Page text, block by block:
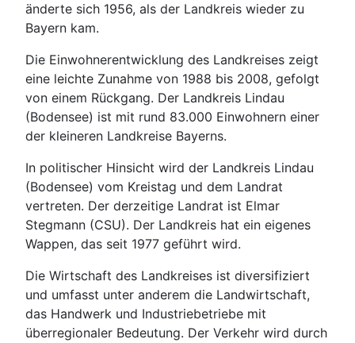
änderte sich 1956, als der Landkreis wieder zu
Bayern kam.
Die Einwohnerentwicklung des Landkreises zeigt
eine leichte Zunahme von 1988 bis 2008, gefolgt
von einem Rückgang. Der Landkreis Lindau
(Bodensee) ist mit rund 83.000 Einwohnern einer
der kleineren Landkreise Bayerns.
In politischer Hinsicht wird der Landkreis Lindau
(Bodensee) vom Kreistag und dem Landrat
vertreten. Der derzeitige Landrat ist Elmar
Stegmann (CSU). Der Landkreis hat ein eigenes
Wappen, das seit 1977 geführt wird.
Die Wirtschaft des Landkreises ist diversifiziert
und umfasst unter anderem die Landwirtschaft,
das Handwerk und Industriebetriebe mit
überregionaler Bedeutung. Der Verkehr wird durch